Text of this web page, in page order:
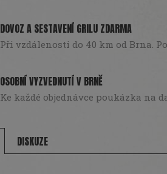
DOVOZ A SESTAVENÍ GRILU ZDARMA
Při vzdálenosti do 40 km od Brna.
OSOBNÍ VYZVEDNUTÍ V BRNĚ
Ke každé objednávce poukázka na
DISKUZE